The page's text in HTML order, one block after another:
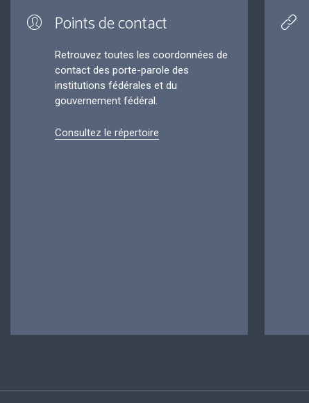
Points de contact
Retrouvez toutes les coordonnées de
contact des porte-parole des
institutions fédérales et du
gouvernement fédéral.
Consultez le répertoire